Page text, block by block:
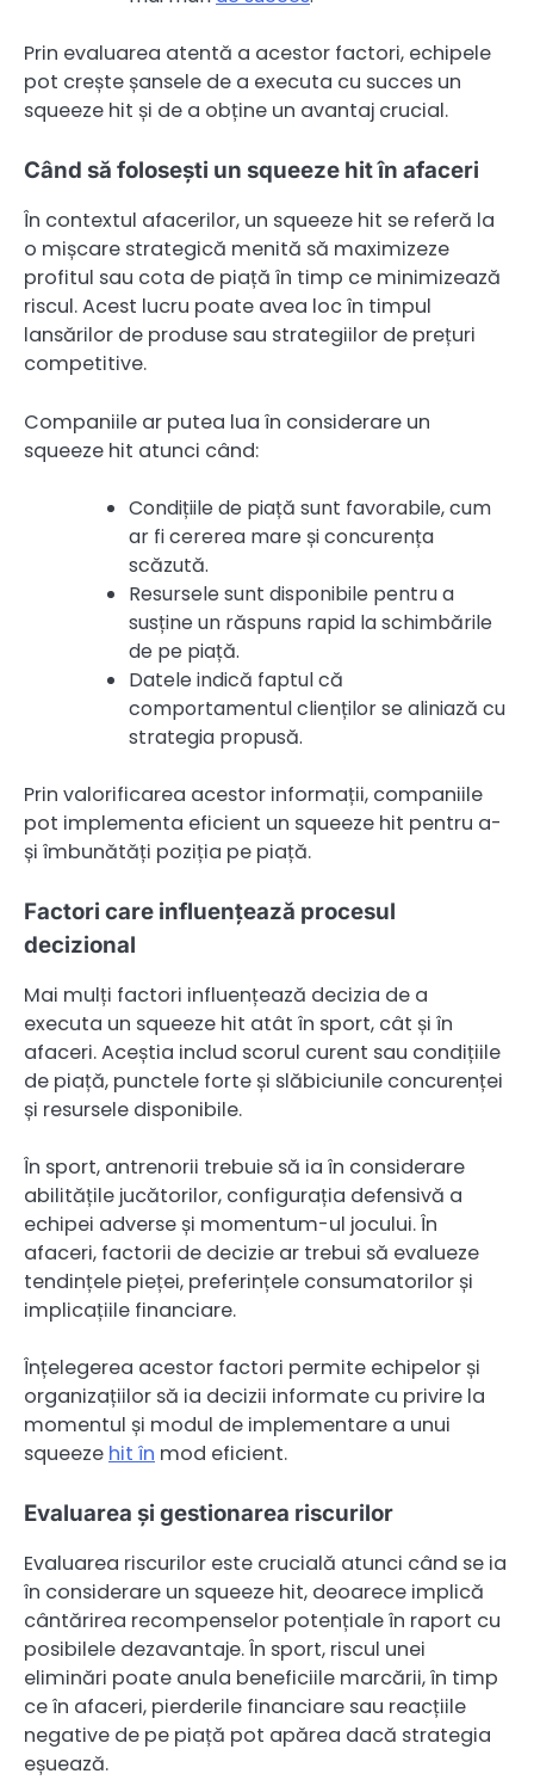
Prin evaluarea atentă a acestor factori, echipele
pot crește șansele de a executa cu succes un
squeeze hit și de a obține un avantaj crucial.
Când să folosești un squeeze hit în afaceri
În contextul afacerilor, un squeeze hit se referă la
o mișcare strategică menită să maximizeze
profitul sau cota de piață în timp ce minimizează
riscul. Acest lucru poate avea loc în timpul
lansărilor de produse sau strategiilor de prețuri
competitive.
Companiile ar putea lua în considerare un
squeeze hit atunci când:
Condițiile de piață sunt favorabile, cum
ar fi cererea mare și concurența
scăzută.
Resursele sunt disponibile pentru a
susține un răspuns rapid la schimbările
de pe piață.
Datele indică faptul că
comportamentul clienților se aliniază cu
strategia propusă.
Prin valorificarea acestor informații, companiile
pot implementa eficient un squeeze hit pentru a-
și îmbunătăți poziția pe piață.
Factori care influențează procesul
decizional
Mai mulți factori influențează decizia de a
executa un squeeze hit atât în sport, cât și în
afaceri. Aceștia includ scorul curent sau condițiile
de piață, punctele forte și slăbiciunile concurenței
și resursele disponibile.
În sport, antrenorii trebuie să ia în considerare
abilitățile jucătorilor, configurația defensivă a
echipei adverse și momentum-ul jocului. În
afaceri, factorii de decizie ar trebui să evalueze
tendințele pieței, preferințele consumatorilor și
implicațiile financiare.
Înțelegerea acestor factori permite echipelor și
organizațiilor să ia decizii informate cu privire la
momentul și modul de implementare a unui
squeeze hit în mod eficient.
Evaluarea și gestionarea riscurilor
Evaluarea riscurilor este crucială atunci când se ia
în considerare un squeeze hit, deoarece implică
cântărirea recompenselor potențiale în raport cu
posibilele dezavantaje. În sport, riscul unei
eliminări poate anula beneficiile marcării, în timp
ce în afaceri, pierderile financiare sau reacțiile
negative de pe piață pot apărea dacă strategia
eșuează.